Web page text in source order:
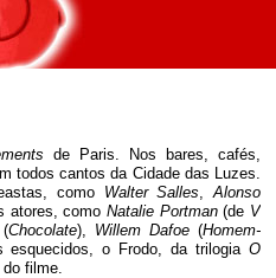
de Paris. Nos bares, cafés,
todos cantos da Cidade das Luzes.
como Walter Salles
Alonso
atores, comoNatalie Portman(de V
(Chocolate), Willem Dafoe(Homem-
o Frodo, da trilogia O
filme.